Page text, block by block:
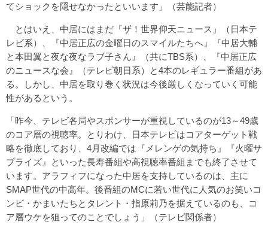
てショックを隠せなかったといいます」（芸能記者）
とはいえ、中居にはまだ『ザ！世界仰天ニュース』（日本テ
レビ系）、『中居正広の金曜日のスマイルたちへ』『中居大輔
と本田翼と夜な夜なラブ子さん』（共にTBS系）、『中居正広
のニュースな会』（テレビ朝日系）と4本のレギュラー番組があ
る。しかし、中居を取り巻く状況は今後厳しくなっていく可能
性があるという。
「昨今、テレビ各局やスポンサーが重視しているのが13～49歳
のコア層の視聴率。とりわけ、日本テレビはコアターゲット戦
略を徹底しており、4月改編では『メレンゲの気持ち』『火曜サ
プライズ』といった長寿番組や高視聴率番組までも終了させて
います。アラフィフになった中居を支持しているのは、主に
SMAP世代の中高年。後番組のMCに若い世代に人気のお笑いコ
ンビ・かまいたちとタレント・指原莉乃を据えているのも、コ
ア層ウケを狙ってのことでしょう」（テレビ関係者）